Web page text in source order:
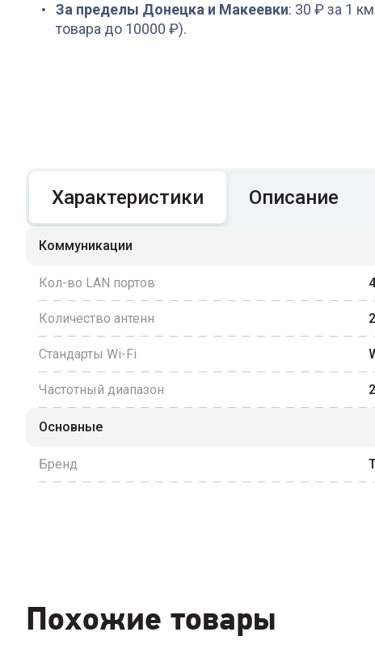
За пределы Донецка и Макеевки: 30 ₽ за 1
товара до 10000 ₽).
Характеристики Описание
Коммуникации
Кол-во LAN портов 4
Количество антенн 2
Стандарты Wi-Fi
Частотный диапазон
Основные
Бренд
Похожие товары